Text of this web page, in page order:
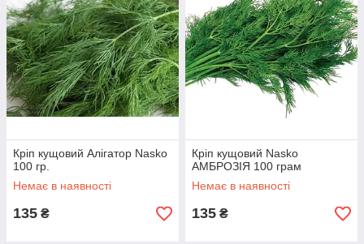
Кріп кущовий Алігатор Nasko
100 гр.
Немає в наявності
135 ₴
Кріп кущовий Nasko
АМБРОЗІЯ 100 грам
Немає в наявності
135 ₴